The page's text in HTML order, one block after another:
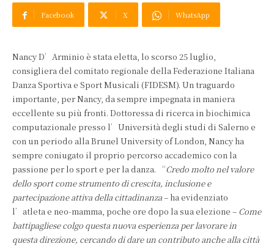
Facebook X WhatsApp
Nancy D’Arminio è stata eletta, lo scorso 25 luglio,
consigliera del comitato regionale della Federazione Italiana
Danza Sportiva e Sport Musicali (FIDESM). Un traguardo
importante, per Nancy, da sempre impegnata in maniera
eccellente su più fronti. Dottoressa di ricerca in biochimica
computazionale presso l’Università degli studi di Salerno e
con un periodo alla Brunel University of London, Nancy ha
sempre coniugato il proprio percorso accademico con la
passione per lo sport e per la danza. “Credo molto nel valore
dello sport come strumento di crescita, inclusione e
partecipazione attiva della cittadinanza– ha evidenziato
l’atleta e neo-mamma, poche ore dopo la sua elezione – Come
battipagliese colgo questa nuova esperienza per lavorare in
questa direzione, cercando di dare un contributo anche alla città